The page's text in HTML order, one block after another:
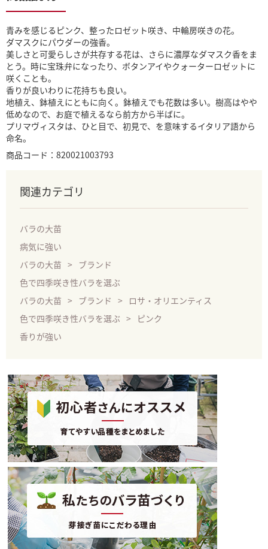
青みを感じるピンク、整ったロゼット咲き、中輪房咲きの花。
ダマスクにパウダーの強香。
美しさと可愛らしさが共存する花は、さらに濃厚なダマスク香をま
とう。時に宝珠弁になったり、ボタンアイやクォーターロゼットに
咲くことも。
香りが良いわりに花持ちも良い。
地植え、鉢植えにともに向く。鉢植えでも花数は多い。樹高はやや
低めなので、お庭で植えるなら前方から半ばに。
プリマヴィスタは、ひと目で、初見で、を意味するイタリア語から
命名。
商品コード：820021003793
関連カテゴリ
バラの大苗
病気に強い
バラの大苗
ブランド
色で四季咲き性バラを選ぶ
バラの大苗
ブランド
ロサ・オリエンティス
色で四季咲き性バラを選ぶ
ピンク
香りが強い